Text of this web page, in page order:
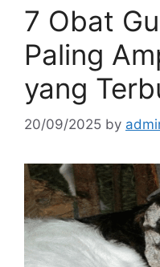
7 Obat
Paling
yang
20/09/2025 by